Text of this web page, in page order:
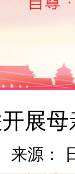
展母
来源：